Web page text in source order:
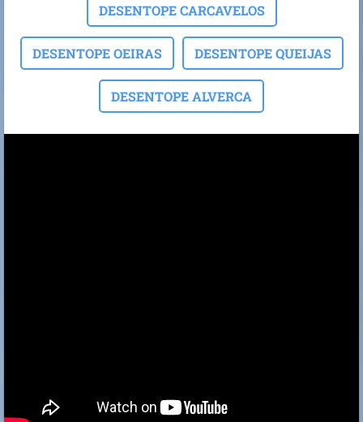
DESENTOPE CARCAVELOS
DESENTOPE OEIRAS DESENTOPE QUEIJAS
DESENTOPE ALVERCA